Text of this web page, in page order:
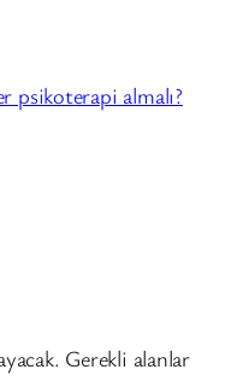
psikoterapi almalı?
Gerekli alanlar